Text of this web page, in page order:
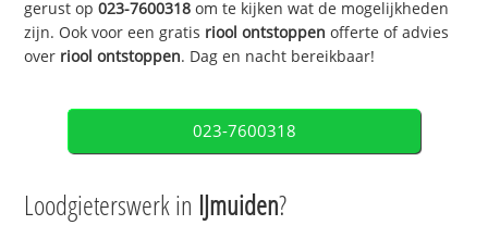
gerust op023-7600318 om te kijken wat de mogelijkheden
zijn. Ook voor een gratis riool ontstoppen offerte of advies
over riool ontstoppen. Dag en nacht bereikbaar!
023-7600318
Loodgieterswerk in IJmuiden?